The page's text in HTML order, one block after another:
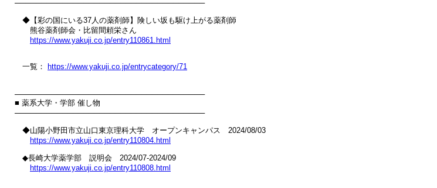
────────────────────────────────────
◆【彩の国にいる37人の薬剤師】険しい坂も駆け上がる薬剤師
熊谷薬剤師会・比留間頼栄さん
https://www.yakuji.co.jp/entry110861.html
一覧： https://www.yakuji.co.jp/entrycategory/71
────────────────────────────────────
■ 薬系大学・学部 催し物
────────────────────────────────────
◆山陽小野田市立山口東京理科大学　オープンキャンパス　2024/08/03
https://www.yakuji.co.jp/entry110804.html
◆長崎大学薬学部　説明会　2024/07-2024/09
https://www.yakuji.co.jp/entry110808.html